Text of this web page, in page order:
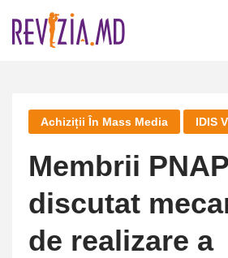
Achiziții În Mass Media IDIS
Membrii
discutat
de realizare a